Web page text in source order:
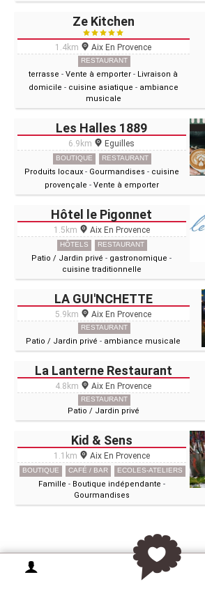
Ze Kitchen
1.4km Aix En Provence
RESTAURANT
terrasse -Vente à emporter - Livraison à
domicile - cuisine asiatique - ambiance
musicale
Les Halles 1889
6.9km Eguilles
BOUTIQUE RESTAURANT
Produits locaux - Gourmandises - cuisine
provençale - Vente à emporter
Hôtel le Pigonnet
1.5km Aix En Provence
HÔTELS RESTAURANT
Patio / Jardin privé - gastronomique -
cuisine traditionnelle
LA GUI'NCHETTE
5.9km Aix En Provence
RESTAURANT
Patio / Jardin privé - ambiance musicale
La Lanterne Restaurant
4.8km Aix En Provence
RESTAURANT
Patio / Jardin privé
Kid & Sens
1.1km Aix En Provence
BOUTIQUE CAFÉ / BAR ECOLES-ATELIERS
Famille - Boutique indépendante -
Gourmandises